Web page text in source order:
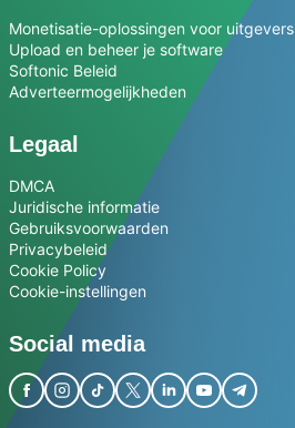
Monetisatie-oplossingen voor uitgevers
Upload en beheer je software
Softonic Beleid
Adverteermogelijkheden
Legaal
DMCA
Juridische informatie
Gebruiksvoorwaarden
Privacybeleid
Cookie Policy
Cookie-instellingen
Social media